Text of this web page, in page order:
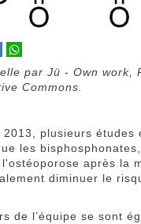
par Jü - Own work,
Commons.
2013, plusieurs études
les
après la
diminuer le
de l’équipe se sont